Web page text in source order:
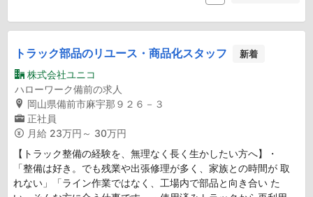
トラック部品のリユース・商品化スタッフ 新着
株式会社ユニコ
ハローワーク備前の求人
岡山県備前市麻宇那９２６－３
正社員
月給 23万円～ 30万円
【トラック整備の経験を、無理なく長く生かしたい方へ】・
「整備は好き。でも残業や出張修理が多く、家族との時間が 取
れない」「ライン作業ではなく、工場内で部品と向き合い た